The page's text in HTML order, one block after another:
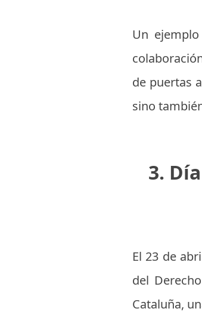
Un
de puertas
sino
3.
El 23 de
del
Cataluña,